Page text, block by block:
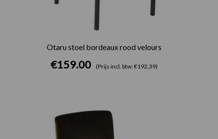
Otaru stoel bordeaux rood velours
€159.00 (Prijs incl. btw: €192,39)